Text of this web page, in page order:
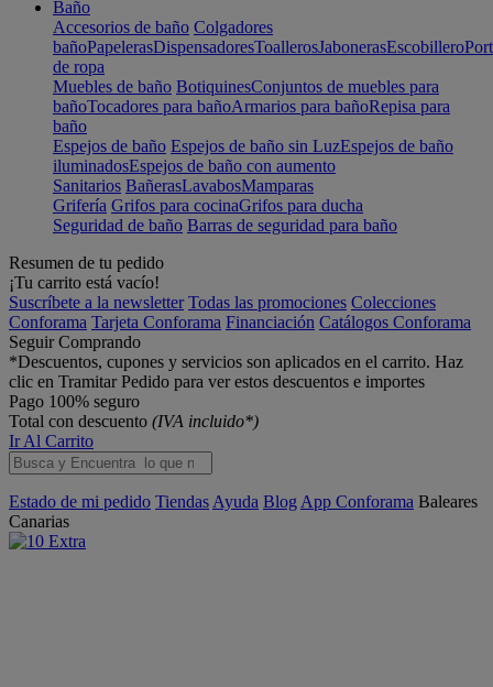
Baño
Accesorios de baño Colgadores
bañoPapelerasDispensadoresToallerosJabonerasEscobillero
de ropa
Muebles de baño BotiquinesConjuntos de muebles para
bañoTocadores para bañoArmarios para bañoRepisa para
baño
Espejos de baño Espejos de baño sin LuzEspejos de baño
iluminadosEspejos de baño con aumento
Sanitarios BañerasLavabosMamparas
Grifería Grifos para cocinaGrifos para ducha
Seguridad de baño Barras de seguridad para baño
Resumen de tu pedido
¡Tu carrito está vacío!
Suscríbete a la newsletter Todas las promociones Colecciones
Conforama Tarjeta Conforama Financiación Catálogos Conforama
Seguir Comprando
*Descuentos, cupones y servicios son aplicados en el carrito. Haz
clic en Tramitar Pedido para ver estos descuentos e importes
Pago 100% seguro
Total con descuento (IVA incluido*)
Ir Al Carrito
Estado de mi pedido Tiendas Ayuda Blog App Conforama Baleares
Canarias